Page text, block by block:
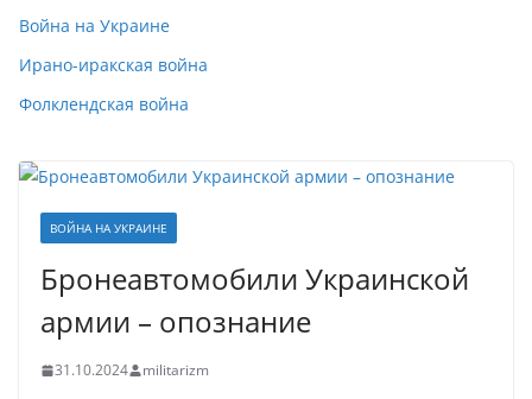
Война на Украине
Ирано-иракская война
Фолклендская война
ВОЙНА НА УКРАИНЕ
Бронеавтомобили Украинской
армии – опознание
31.10.2024 militarizm